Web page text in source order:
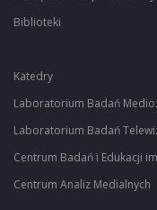
Biblioteki
Katedry
Laboratorium Badań
Laboratorium Badań
Centrum Badań i Edukacji
Centrum Analiz Medialnych